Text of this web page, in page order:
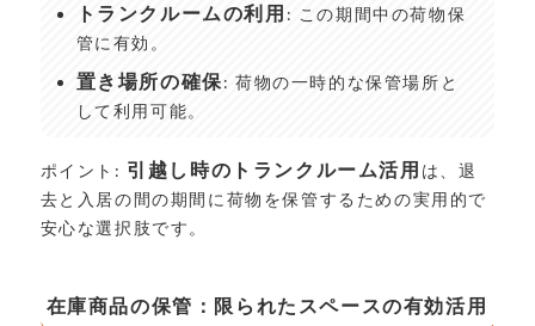
トランクルームの利用 : この期間中の荷物保
管に有効。
置き場所の確保: 荷物の一時的な保管場所と
して利用可能。
ポイント: 引越し時のトランクルーム活用 は、退
去と入居の間の期間に荷物を保管するための実用的で
安心な選択肢です。
在庫商品の保管：限られたスペースの有効活用